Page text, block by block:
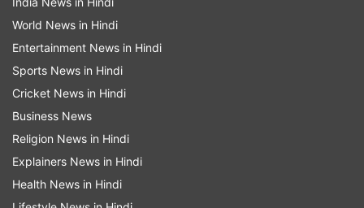
कितना लगाया गया है शुल्क
खबर के मुताबिक, वाणिज्य मंत्रालय की एक शाखा, व्यापार
उपचार महानिदेशालय (डीजीटीआर) की सिफारिशों के बाद
शुल्क लगाए गए। पीईडीए पर शुल्क 1,305.6 अमेरिकी डॉलर
से 2,017.9 अमेरिकी डॉलर प्रति टन तक होगा, जबकि चीन,
World News in Hindi
Entertainment News in Hindi
Sports News in Hindi
Cricket News in Hindi
Business News
Religion News in Hindi
Explainers News in Hindi
Health News in Hindi